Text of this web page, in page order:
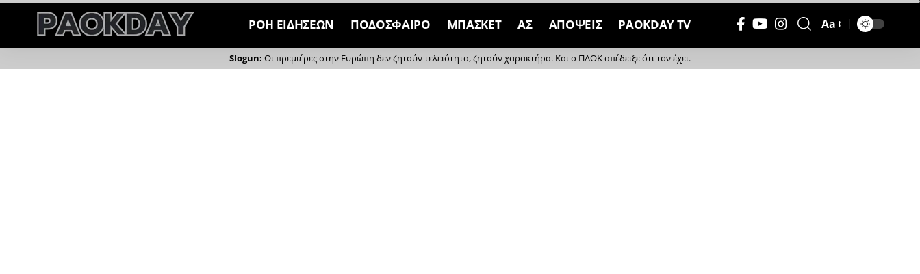
ΡΟΗ ΕΙΔΗΣΕΩΝ ΠΟΔΟΣΦΑΙΡΟ ΜΠΑΣΚΕΤ ΑΣ ΑΠΟΨΕΙΣ PAOKDAY TV
Μέγεθος
Γραμματοσειράς
Aa
Οι πρεμιέρες στην Ευρώπη δεν ζητούν τελειότητα, ζητούν χαρακτήρα. Και ο ΠΑΟΚ απέδειξε ότι τον έχει.